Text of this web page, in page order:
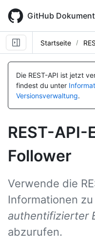
main
content
GitHub
Startseite
Die REST-API ist jetzt
findest du unter
Versionsverwaltung.
REST-
Follower
Verwende die
Informationen
authentifizierter
abzurufen.
Name, Typ,
BESCHREIBUNG
Name, Typ,
BESCHREIBUNG
Name, Typ,
BESCHREIBUNG
Name, Typ,
BESCHREIBUNG
Name, Typ,
BESCHREIBUNG
Name, Typ,
BESCHREIBUNG
Name, Typ,
BESCHREIBUNG
Name, Typ,
BESCHREIBUNG
Name, Typ,
BESCHREIBUNG
Name, Typ,
BESCHREIBUNG
Name, Typ,
BESCHREIBUNG
Name, Typ,
BESCHREIBUNG
Name, Typ,
BESCHREIBUNG
Name, Typ,
BESCHREIBUNG
Name, Typ,
BESCHREIBUNG
Name, Typ,
BESCHREIBUNG
Name, Typ,
BESCHREIBUNG
Name, Typ,
BESCHREIBUNG